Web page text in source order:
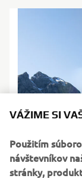
VÁŽIME SI
Použitím
návštevníkov
stránky,